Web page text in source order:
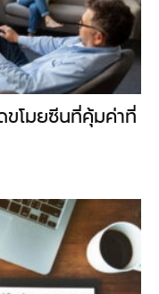
โมยซีนที่คุ้มค่าที่